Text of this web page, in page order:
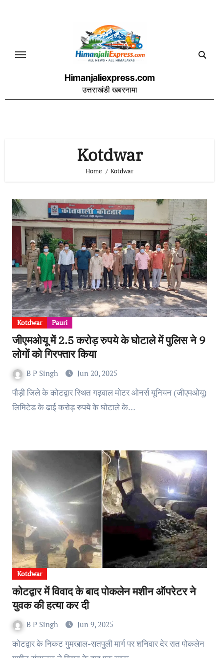
Himanjaliexpress.com
उत्तराखंडी खबरनामा
Kotdwar
Home Kotdwar
Kotdwar Pauri
जीएमओयू में 2.5 करोड़ रुपये के घोटाले में पुलिस ने 9
लोगों को गिरफ्तार किया
B P Singh Jun 20, 2025
पौड़ी जिले के कोटद्वार स्थित गढ़वाल मोटर ओनर्स यूनियन (जीएमओयू)
लिमिटेड के ढाई करोड़ रुपये के घोटाले के…
Kotdwar
कोटद्वार में विवाद के बाद पोकलेन मशीन ऑपरेटर ने
युवक की हत्या कर दी
B P Singh Jun 9, 2025
कोटद्वार के निकट गुमखाल-सतपुली मार्ग पर शनिवार देर रात पोकलेन